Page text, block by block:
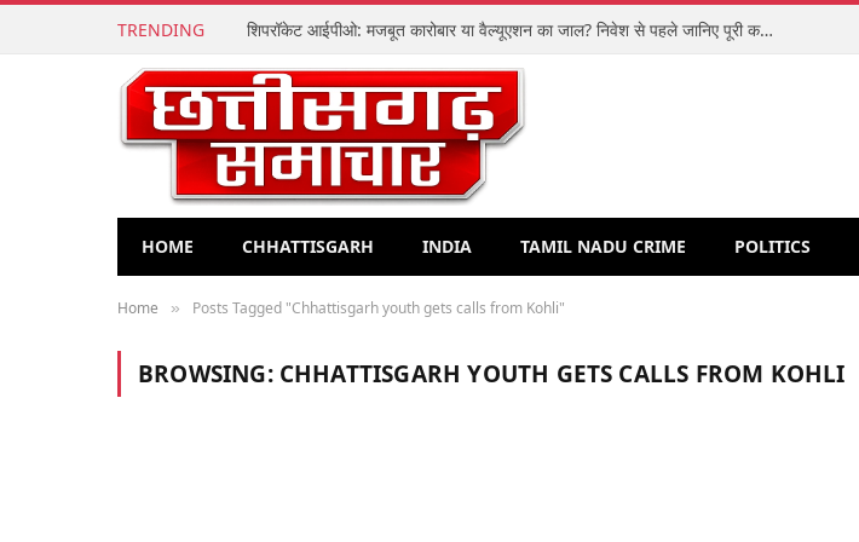
TRENDING शिपरॉकेट आईपीओ: मजबूत कारोबार या वैल्यूएशन का जाल? निवेश से पहले जानिए पूरी कहानी
HOME CHHATTISGARH INDIA TAMIL NADU CRIME POLITICS
Home » Posts Tagged "Chhattisgarh youth gets calls from Kohli"
BROWSING: CHHATTISGARH YOUTH GETS CALLS FROM KOHLI